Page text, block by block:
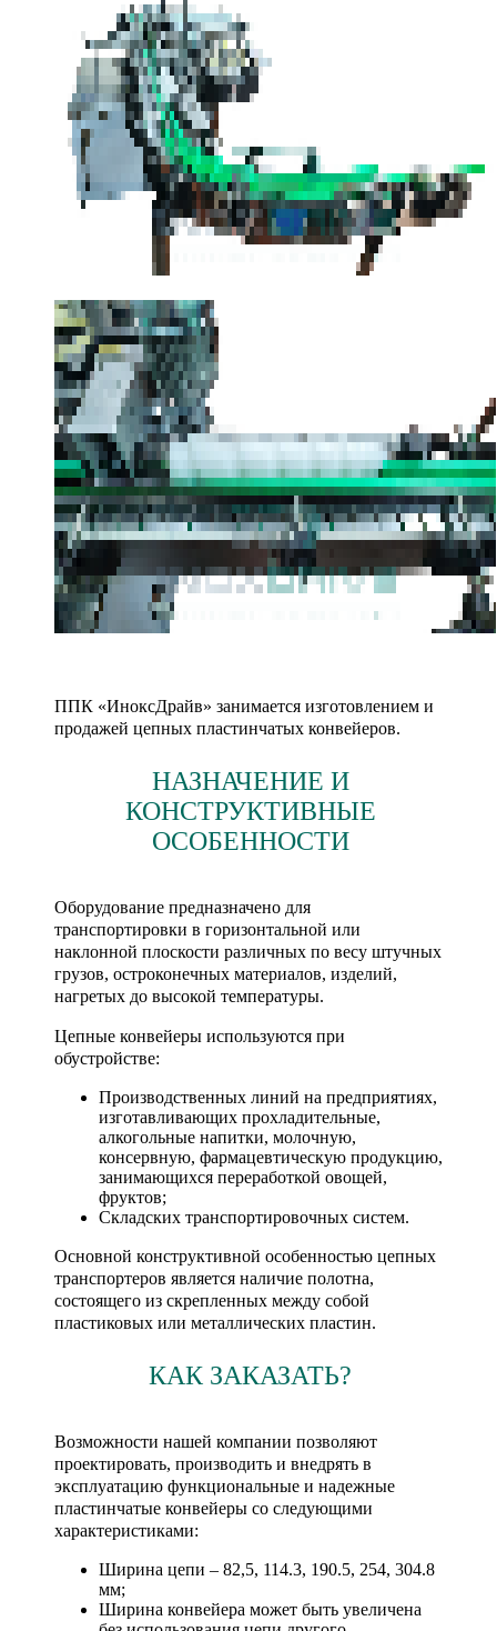
ППК «ИноксДрайв» занимается изготовлением и
продажей цепных пластинчатых конвейеров.
НАЗНАЧЕНИЕ И
КОНСТРУКТИВНЫЕ
ОСОБЕННОСТИ
Оборудование предназначено для
транспортировки в горизонтальной или
наклонной плоскости различных по весу штучных
грузов, остроконечных материалов, изделий,
нагретых до высокой температуры.
Цепные конвейеры используются при
обустройстве:
Производственных линий на предприятиях,
изготавливающих прохладительные,
алкогольные напитки, молочную,
консервную, фармацевтическую продукцию,
занимающихся переработкой овощей,
фруктов;
Складских транспортировочных систем.
Основной конструктивной особенностью цепных
транспортеров является наличие полотна,
состоящего из скрепленных между собой
пластиковых или металлических пластин.
КАК ЗАКАЗАТЬ?
Возможности нашей компании позволяют
проектировать, производить и внедрять в
эксплуатацию функциональные и надежные
пластинчатые конвейеры со следующими
характеристиками:
Ширина цепи – 82,5, 114.3, 190.5, 254, 304.8
мм;
Ширина конвейера может быть увеличена